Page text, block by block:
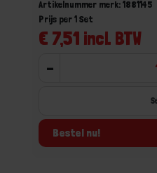
Artikelnummer merk: 1881145
€ 7,51 incl. BTW
Prijs per 1 Set
-
Bestel nu!